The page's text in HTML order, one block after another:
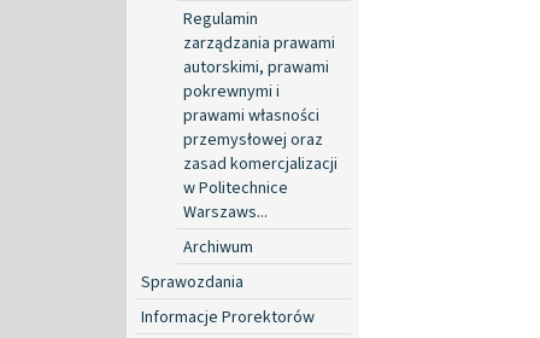
Regulamin
zarządzania prawami
autorskimi, prawami
pokrewnymi i
prawami własności
przemysłowej oraz
zasad komercjalizacji
w Politechnice
Warszaws...
Archiwum
Sprawozdania
Informacje Prorektorów